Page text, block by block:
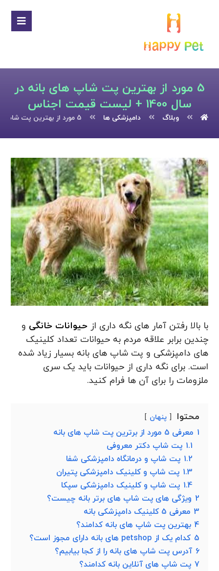
5 مورد از بهترین پت شاپ های بانه در
سال 1400 + لیست قیمت اجناس
وبلاگ دامپزشکی ها 5 مورد از بهترین پت شاپ های بانه در سال 1400 + لیست قیمت اجناس
با بالا رفتن آمار های نگه داری ازحیوانات خانگی و
چندین برابر علاقه مردم به حیوانات تعداد کلینیک
های دامپزشکی و پت شاپ های بانه بسیار زیاد شده
است. برای نگه داری از حیوانات باید یک سری
ملزومات را برای آن ها فرام کنید.
محتوا پنهان
1 معرفی 5 مورد از برترین پت شاپ های بانه
1.1 پت شاپ دکتر معروفی
1.2 پت شاپ و درمانگاه دامپزشکی شفا
1.3 پت شاپ و کلینیک دامپزشکی پتیران
1.4 پت شاپ و کلینیک دامپزشکی سپکا
2 ویژگی های پت شاپ های برتر بانه چیست؟
3 معرفی 5 کلینیک دامپزشکی بانه
4 بهترین پت شاپ های بانه کدامند؟
5 کدام یک از petshop های بانه دارای مجوز است؟
6 آدرس پت شاپ های بانه را از کجا بیابیم؟
7 پت شاپ های آنلاین بانه کدامند؟